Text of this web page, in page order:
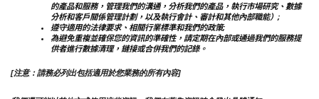
的產品和服務，管理我們的溝通，分析我們的產品，執行市場研究、數據
分析和客戶關係管理計劃，以及執行會計、審計和其他內部職能）;
遵守適用的法律要求、相關行業標準和我們的政策;
為避免重複並確保您的資訊的準確性，請定期在內部或通過我們的服務提
供者進行數據清理，鏈接或合併我們的記錄。
[注意：請務必列出包括適用於您業務的所有內容]